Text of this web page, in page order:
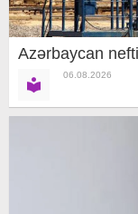
Azərbaycan
06.08.2026